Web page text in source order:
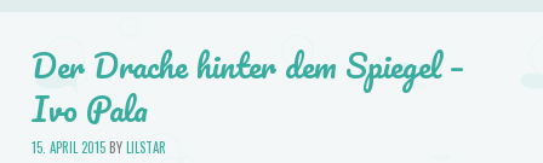
Der Drache hinter dem Spiegel –
Ivo Pala
15. APRIL 2015BYLILSTAR